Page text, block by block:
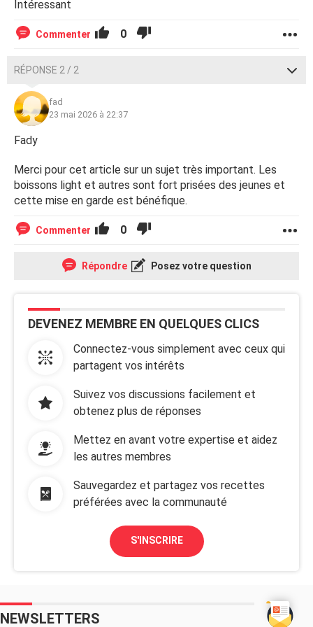
Intéressant
Commenter 0
RÉPONSE 2 / 2
fad
23 mai 2026 à 22:37
Fady
Merci pour cet article sur un sujet très important. Les
boissons light et autres sont fort prisées des jeunes et
cette mise en garde est bénéfique.
Commenter 0
Répondre Posez votre question
DEVENEZ MEMBRE EN QUELQUES CLICS
Connectez-vous simplement avec ceux qui
partagent vos intérêts
Suivez vos discussions facilement et
obtenez plus de réponses
Mettez en avant votre expertise et aidez
les autres membres
Sauvegardez et partagez vos recettes
préférées avec la communauté
S'INSCRIRE
NEWSLETTERS